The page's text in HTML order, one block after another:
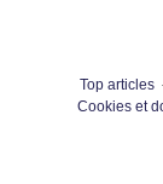
Top articles
Cookies et